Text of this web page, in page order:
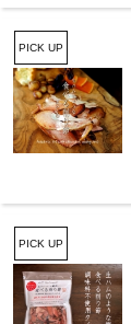
PICK UP
PICK UP